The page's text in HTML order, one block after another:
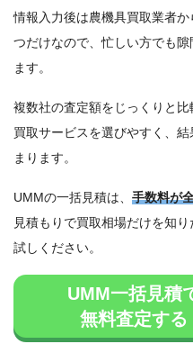
情報入力後は農機具買取業者か
つだけなので、忙しい方でも
ます。
複数社の査定額をじっくりと
買取サービスを選びやすく、
まります。
UMMの一括見積は、 手数料が
見積もりで買取相場だけを知
試しください。
UMM一括見積
無料査定する